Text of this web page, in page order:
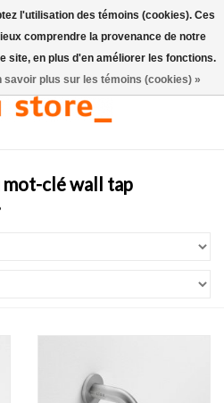
mot-clé wall tap
l'utilisation des témoins (cookies). Ces
comprendre la provenance de notre
site, en plus d'en améliorer les fonctions.
savoir plus sur les témoins (cookies) »